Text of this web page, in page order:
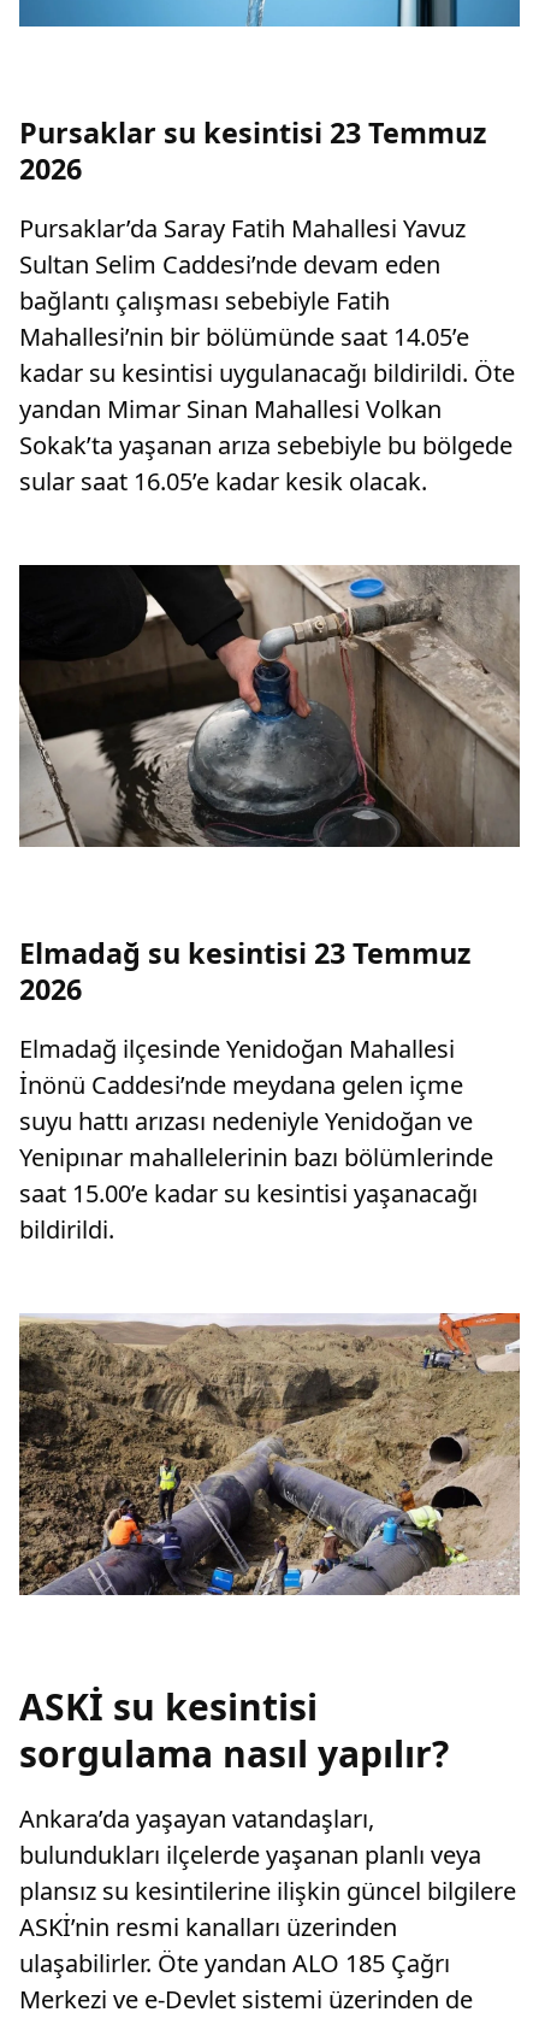
Pursaklar su kesintisi 23 Temmuz
2026
Pursaklar’da Saray Fatih Mahallesi Yavuz
Sultan Selim Caddesi’nde devam eden
bağlantı çalışması sebebiyle Fatih
Mahallesi’nin bir bölümünde saat 14.05’e
kadar su kesintisi uygulanacağı bildirildi. Öte
yandan Mimar Sinan Mahallesi Volkan
Sokak’ta yaşanan arıza sebebiyle bu bölgede
sular saat 16.05’e kadar kesik olacak.
Elmadağ su kesintisi 23 Temmuz
2026
Elmadağ ilçesinde Yenidoğan Mahallesi
İnönü Caddesi’nde meydana gelen içme
suyu hattı arızası nedeniyle Yenidoğan ve
Yenipınar mahallelerinin bazı bölümlerinde
saat 15.00’e kadar su kesintisi yaşanacağı
bildirildi.
ASKİ su kesintisi
sorgulama nasıl yapılır?
Ankara’da yaşayan vatandaşları,
bulundukları ilçelerde yaşanan planlı veya
plansız su kesintilerine ilişkin güncel bilgilere
ASKİ’nin resmi kanalları üzerinden
ulaşabilirler. Öte yandan ALO 185 Çağrı
Merkezi ve e-Devlet sistemi üzerinden de